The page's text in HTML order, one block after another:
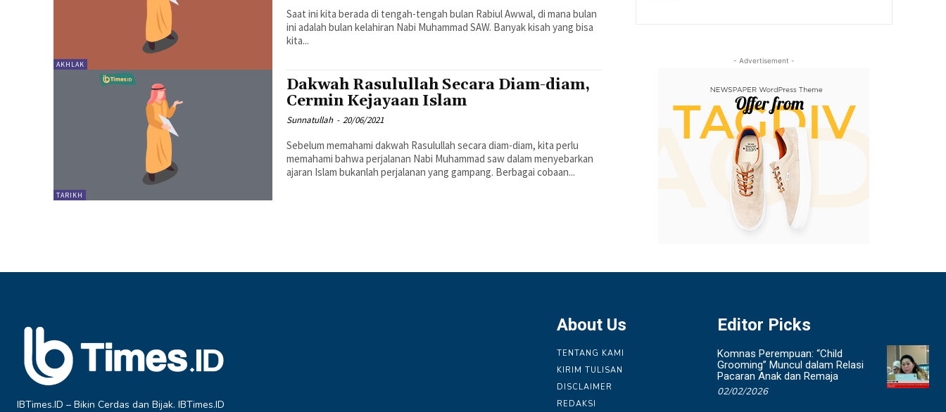
AKHLAK
Saat ini kita berada di tengah-tengah bulan Rabiul Awwal, di mana bulan
ini adalah bulan kelahiran Nabi Muhammad SAW. Banyak kisah yang bisa
kita...
TARIKH
Dakwah Rasulullah Secara Diam-diam,
Cermin Kejayaan Islam
Sunnatullah - 20/06/2021
Sebelum memahami dakwah Rasulullah secara diam-diam, kita perlu
memahami bahwa perjalanan Nabi Muhammad saw dalam menyebarkan
ajaran Islam bukanlah perjalanan yang gampang. Berbagai cobaan...
- Advertisement -
IBTimes.ID – Bikin Cerdas dan Bijak. IBTimes.ID
About Us
TENTANG KAMI
KIRIM TULISAN
DISCLAIMER
REDAKSI
Editor Picks
Komnas Perempuan: “Child
Grooming” Muncul dalam Relasi
Pacaran Anak dan Remaja
02/02/2026